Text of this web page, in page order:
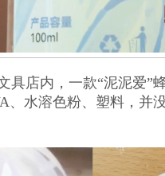
具店内，一款“泥泥爱”
、水溶色粉、塑料，并